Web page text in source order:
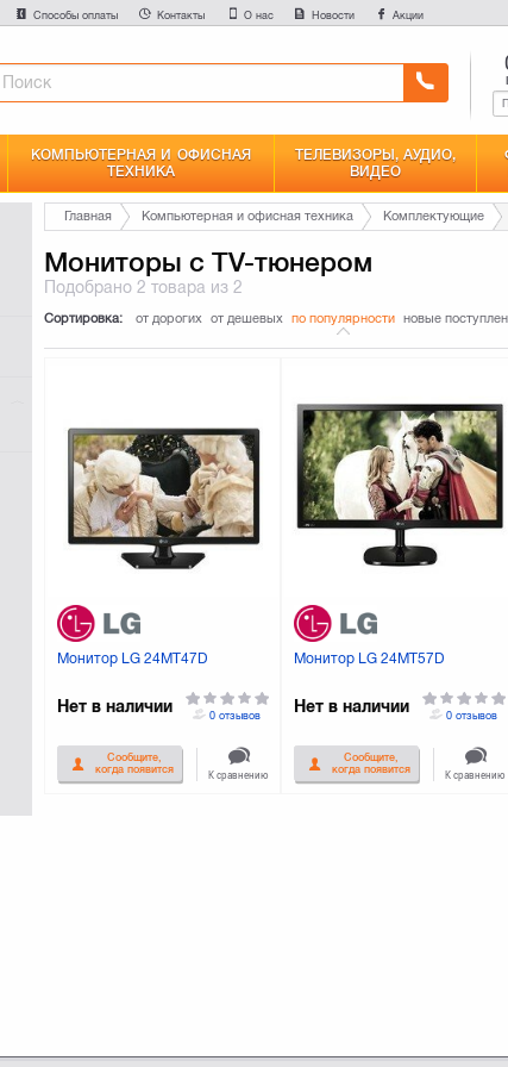
Способы оплаты Контакты О нас Новости Акции
КОМПЬЮТЕРНАЯ И ОФИСНАЯ
ТЕХНИКА
ТЕЛЕВИЗОРЫ, АУДИО,
ВИДЕО
Главная Компьютерная и офисная техника Комплектующие
Мониторы с TV-тюнером
Подобрано2 товара из 2
Сортировка: от дорогих от дешевых по популярности новые
Монитор LG 24MT47D
Нет в наличии
Сообщите,
когда появится
0 отзывов
К сравнению
Монитор LG 24MT57D
Нет в наличии
Сообщите,
когда появится
0 отзывов
К сравнению